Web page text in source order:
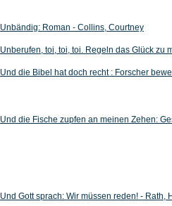
Unbändig: Roman - Collins, Courtney
Unberufen, toi, toi, toi. Regeln das Glück zu
Und die Bibel hat doch recht : Forscher
Und die Fische zupfen an meinen Zehen:
Und Gott sprach: Wir müssen reden! - Rath,